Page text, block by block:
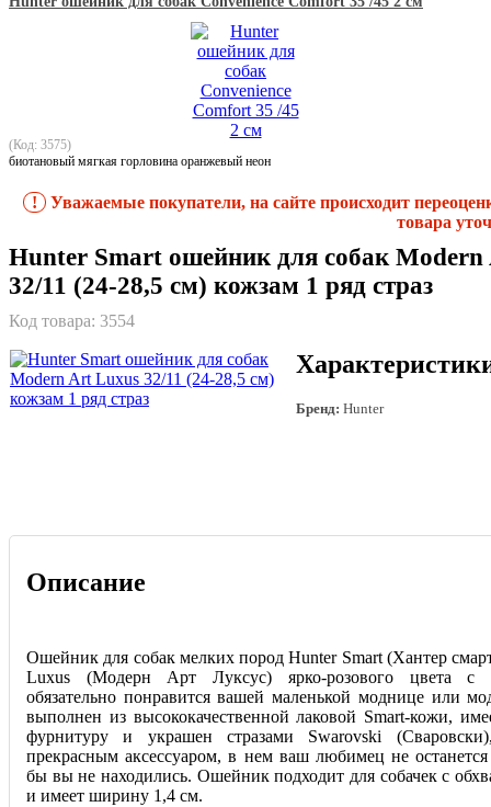
(Код: 3575)
биотановый мягкая горловина оранжевый неон
!
Уважаемые покупатели, на сайте происходит
товара
Hunter Smart ошейник для собак
32/11 (24-28,5 см) кожзам 1 ряд страз
Код товара: 3554
Бренд: Hunter
Описание
Ошейник для собак мелких пород Hunter Smart (Хантер
Luxus (Модерн Арт Луксус) ярко-розового цвета с
обязательно понравится вашей маленькой моднице или
выполнен из высококачественной лаковой Smart-кожи,
фурнитуру и украшен стразами Swarovski
прекрасным аксессуаром, в нем ваш любимец не
бы вы не находились. Ошейник подходит для собачек с
и имеет ширину 1,4 см.